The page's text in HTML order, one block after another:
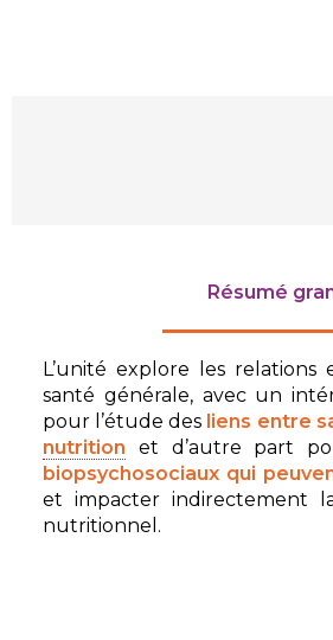
Résumé
L’unité explore les
santé générale, avec un
pour l’étude des iens entre
nutrition et d’autre part
biopsychosociaux qui
et impacter indirectement
nutritionnel.